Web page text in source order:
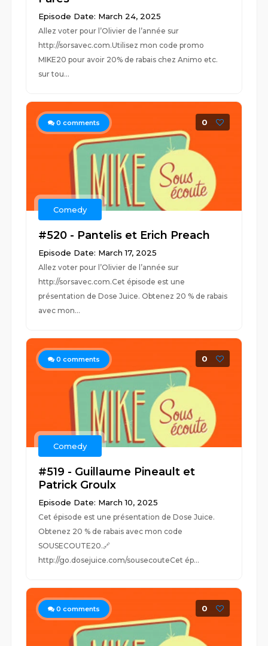
Episode Date: March 24, 2025
Allez voter pour l’Olivier de l’année sur
http://sorsavec.com.Utilisez mon code promo
MIKE20 pour avoir 20% de rabais chez Animo etc.
sur tou...
0 comments 0
Comedy
#520 - Pantelis et Erich Preach
Episode Date: March 17, 2025
Allez voter pour l’Olivier de l’année sur
http://sorsavec.com.Cet épisode est une
présentation de Dose Juice. Obtenez 20 % de rabais
avec mon...
0 comments 0
Comedy
#519 - Guillaume Pineault et
Patrick Groulx
Episode Date: March 10, 2025
Cet épisode est une présentation de Dose Juice.
Obtenez 20 % de rabais avec mon code
SOUSECOUTE20.🔗
http://go.dosejuice.com/sousecouteCet ép...
0 comments 0